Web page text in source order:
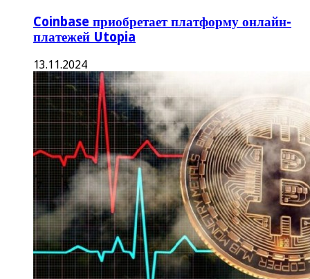
Coinbase приобретает платформу онлайн-
платежей Utopia
13.11.2024